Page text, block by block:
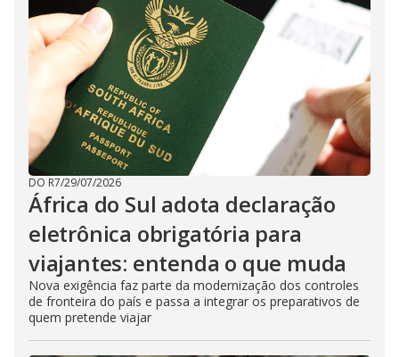
DO R7/29/07/2026
África do Sul adota declaração
eletrônica obrigatória para
viajantes: entenda o que muda
Nova exigência faz parte da modernização dos controles
de fronteira do país e passa a integrar os preparativos de
quem pretende viajar